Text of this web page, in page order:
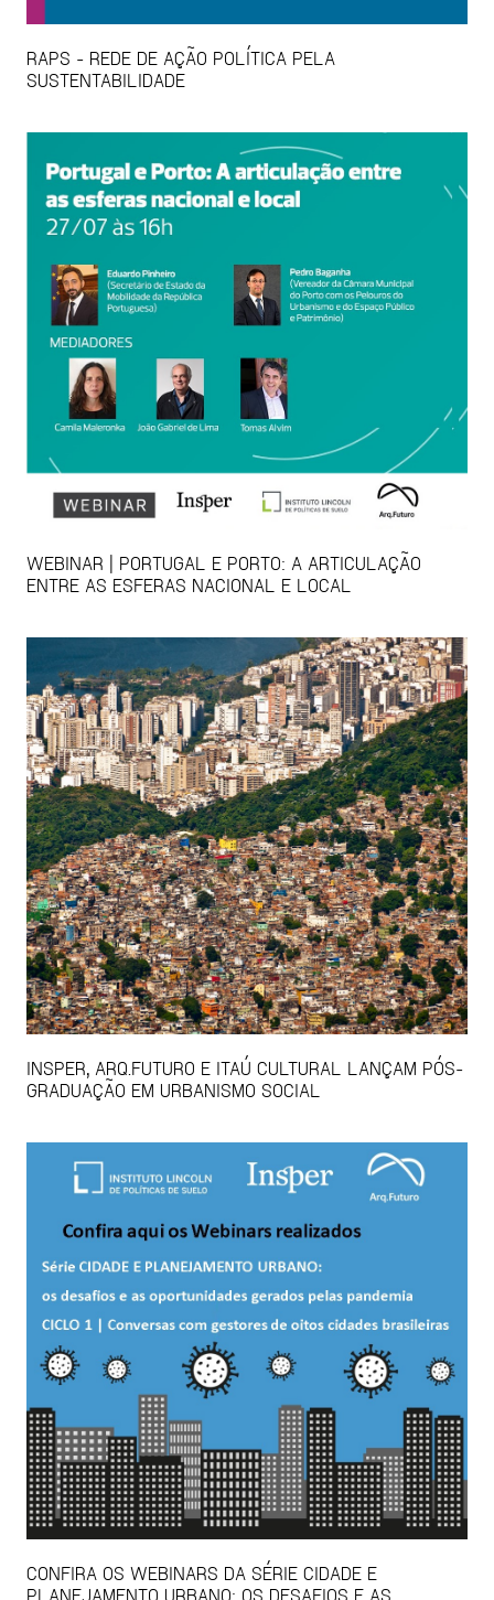
RAPS - REDE DE AÇÃO POLÍTICA PELA
SUSTENTABILIDADE
WEBINAR | PORTUGAL E PORTO: A ARTICULAÇÃO
ENTRE AS ESFERAS NACIONAL E LOCAL
INSPER, ARQ.FUTURO E ITAÚ CULTURAL LANÇAM PÓS-
GRADUAÇÃO EM URBANISMO SOCIAL
CONFIRA OS WEBINARS DA SÉRIE CIDADE E
PLANEJAMENTO URBANO: OS DESAFIOS E AS